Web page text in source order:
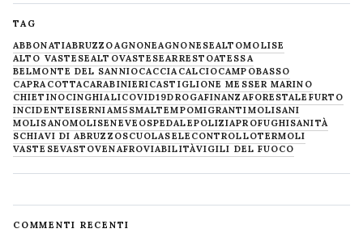
TAG
ABBONATIABRUZZOAGNONEAGNONESEALTOMOLISE
ALTO VASTESEALTOVASTESEARRESTOATESSA
BELMONTE DEL SANNIOCACCIACALCIOCAMPOBASSO
CAPRACOTTACARABINIERICASTIGLIONE MESSER MARINO
CHIETINOCINGHIALICOVID19DROGAFINANZAFORESTALE FURTO
INCIDENTEISERNIAM5SMALTEMPOMIGRANTIMOLISANI
MOLISANOMOLISENEVE OSPEDALEPOLIZIAPROFUGHISANITÀ
SCHIAVI DI ABRUZZOSCUOLASELECONTROLLOTERMOLI
VASTESEVASTOVENAFROVIABILITÀVIGILI DEL FUOCO
COMMENTI RECENTI